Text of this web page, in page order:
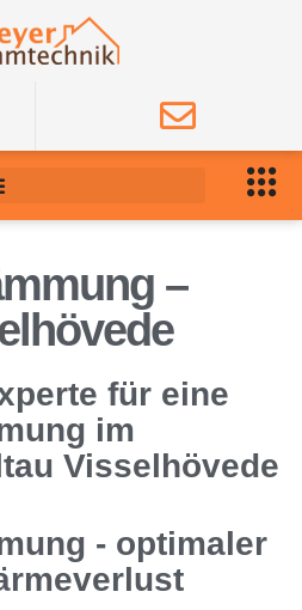
–
für eine
im
Visselhövede
- optimaler